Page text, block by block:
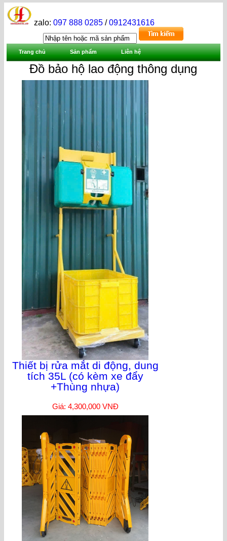
zalo:097 888 0285 /0912431616
Trang chủ Sản phẩm Liên hệ
Đồ bảo hộ lao động thông dụng
Thiết bị rửa mắt di động, dung
tích 35L (có kèm xe đẩy
+Thùng nhựa)
Giá: 4,300,000 VNĐ